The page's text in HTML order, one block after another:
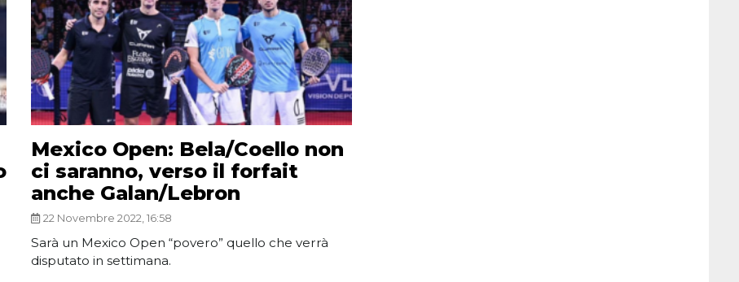
Mexico Open: Bela/Coello non
ci saranno, verso il forfait
anche Galan/Lebron
22 Novembre 2022, 16:58
Sarà un Mexico Open “povero” quello che verrà
disputato in settimana.